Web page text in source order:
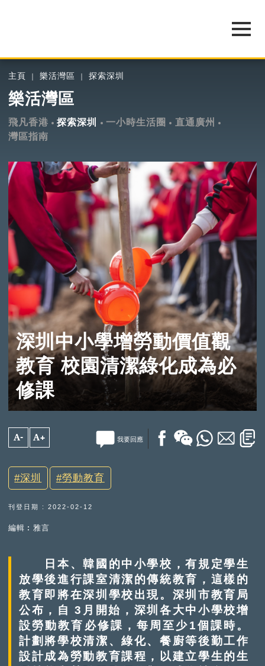
主頁 樂活灣區 探索深圳
樂活灣區
飛凡香港 探索深圳 一小時生活圈
直通廣州
灣區指南
深圳中小學增勞動價值觀
教育 校園清潔綠化成為必
修課
A- A+ 我要回應
深圳 勞動教育
刊登日期 : 2022-02-12
編輯︰雅言
日本、韓國的中小學校，有規定學生
放學後進行課室清潔的傳統教育，這樣的
教育即將在深圳學校出現。深圳市教育局
公布，自 3月開始，深圳各大中小學校增
設勞動教育必修課，每周至少1個課時。
計劃將學校清潔、綠化、餐廚等後勤工作
設計成為勞動教育課程，以建立學生的生